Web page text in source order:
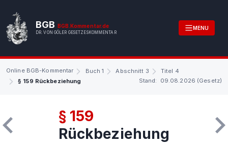
BGB BGB.Kommentar.de
DR. VON GÖLER GESETZESKOMMENTAR
MENU
Online BGB-Kommentar Buch 1 Abschnitt 3
Titel 4
§ 159 Rückbeziehung
Stand: 09.08.2026 (Gesetz)
§ 159
Rückbeziehung